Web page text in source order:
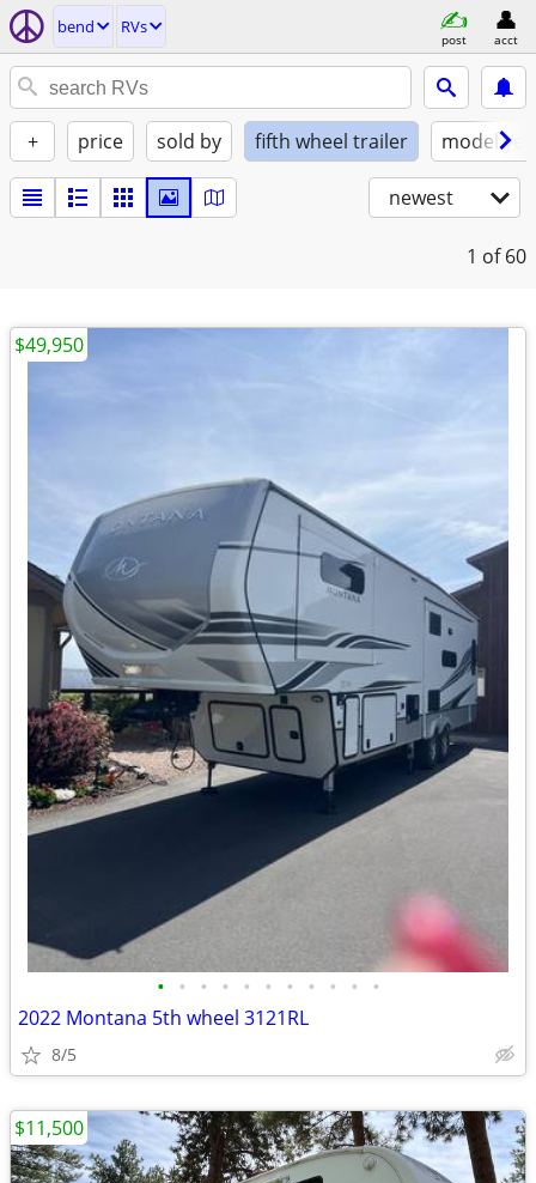
bend RVs
post acct
+ price sold by fifth wheel trailer model
newest
1 of 60
• • • • • • • • • • •
2022 Montana 5th wheel 3121RL
8/5
$49,950
$11,500